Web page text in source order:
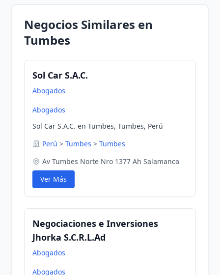
Negocios Similares en
Tumbes
Sol Car S.A.C.
Abogados
Abogados
Sol Car S.A.C. en Tumbes, Tumbes, Perú
Perú > Tumbes > Tumbes
Av Tumbes Norte Nro 1377 Ah Salamanca
Ver Más
Negociaciones e Inversiones
Jhorka S.C.R.L.Ad
Abogados
Abogados